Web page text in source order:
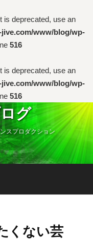
is deprecated, use an
www/blog/wp-
516
is deprecated, use an
www/blog/wp-
516
グ
スプロダクション
くない芸